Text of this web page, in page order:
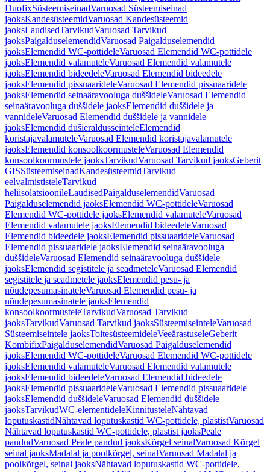
DuofixSüsteemiseinadVaruosad Süsteemiseinad
jaoksKandesüsteemidVaruosad Kandesüsteemid
jaoksLaudisedTarvikudVaruosad Tarvikud
jaoksPaigalduselemendidVaruosad Paigalduselemendid
jaoksElemendid WC-pottideleVaruosad Elemendid WC-pottidele
jaoksElemendid valamuteleVaruosad Elemendid valamutele
jaoksElemendid bideedeleVaruosad Elemendid bideedele
jaoksElemendid pissuaarideleVaruosad Elemendid pissuaaridele
jaoksElemendid seinaäravooluga duššideleVaruosad Elemendid
seinaäravooluga duššidele jaoksElemendid duššidele ja
vannideleVaruosad Elemendid duššidele ja vannidele
jaoksElemendid dušieraldusseinteleElemendid
koristajavalamuteleVaruosad Elemendid koristajavalamutele
jaoksElemendid konsoolkoormusteleVaruosad Elemendid
konsoolkoormustele jaoksTarvikudVaruosad Tarvikud jaoksGeberit
GISSüsteemiseinadKandesüsteemidTarvikud
eelvalmististeleTarvikud
heliisolatsioonileLaudisedPaigalduselemendidVaruosad
Paigalduselemendid jaoksElemendid WC-pottideleVaruosad
Elemendid WC-pottidele jaoksElemendid valamuteleVaruosad
Elemendid valamutele jaoksElemendid bideedeleVaruosad
Elemendid bideedele jaoksElemendid pissuaarideleVaruosad
Elemendid pissuaaridele jaoksElemendid seinaäravooluga
duššideleVaruosad Elemendid seinaäravooluga duššidele
jaoksElemendid segistitele ja seadmeteleVaruosad Elemendid
segistitele ja seadmetele jaoksElemendid pesu- ja
nõudepesumasinateleVaruosad Elemendid pesu- ja
nõudepesumasinatele jaoksElemendid
konsoolkoormusteleTarvikudVaruosad Tarvikud
jaoksTarvikudVaruosad Tarvikud jaoksSüsteemiseinteleVaruosad
Süsteemiseintele jaoksToitesüsteemideleVeeärastuseleGeberit
KombifixPaigalduselemendidVaruosad Paigalduselemendid
jaoksElemendid WC-pottideleVaruosad Elemendid WC-pottidele
jaoksElemendid valamuteleVaruosad Elemendid valamutele
jaoksElemendid bideedeleVaruosad Elemendid bideedele
jaoksElemendid pissuaarideleVaruosad Elemendid pissuaaridele
jaoksElemendid duššideleVaruosad Elemendid duššidele
jaoksTarvikudWC-elementideleKinnitusteleNähtavad
loputuskastidNähtavad loputuskastid WC-pottidele, plastistVaruosad
Nähtavad loputuskastid WC-pottidele, plastist jaoksPeale
pandudVaruosad Peale pandud jaoksKõrgel seinalVaruosad Kõrgel
seinal jaoksMadalal ja poolkõrgel, seinalVaruosad Madalal ja
poolkõrgel, seinal jaoksNähtavad loputuskastid WC-pottidele,